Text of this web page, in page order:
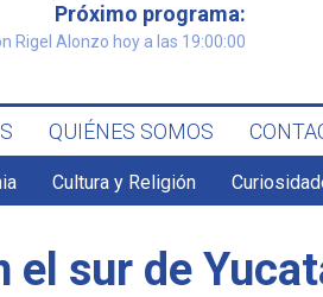
Próximo programa:
Rigel Alonzo hoy a las 19:00:00
QUIÉNES SOMOS
Cultura y Religión
el sur de